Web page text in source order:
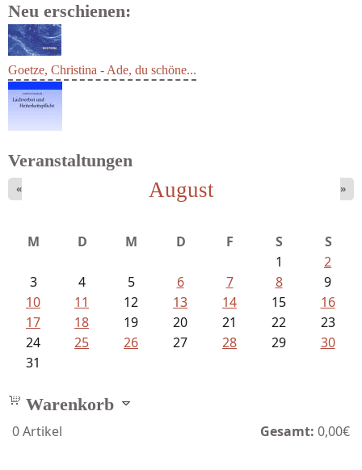
Neu erschienen:
Goetze, Christina - Ade, du schöne...
Meinhold, Gottfried - Lachverbot...
Veranstaltungen
August
« »
M D M D F S
S
1
2
3
4 5 6 7 8
9
10
11 12 13 14 15
16
17
18 19 20 21 22
23
24
25 26 27 28 29
30
31
Warenkorb
0Artikel Gesamt: 0,00€